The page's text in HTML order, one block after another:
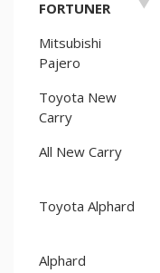
FORTUNER
Mitsubishi
Pajero
Toyota New
Carry
All New Carry
Toyota Alphard
Alphard